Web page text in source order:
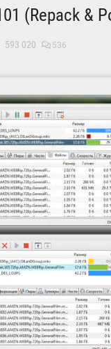
(Repack &
593 020 536